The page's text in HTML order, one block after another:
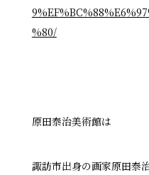
%80/
原田泰治美術館は
諏訪市出身の画家原田泰